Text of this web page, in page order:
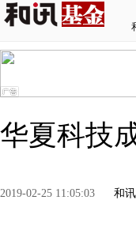
华夏科技
2019-02-25 11:05:03 和